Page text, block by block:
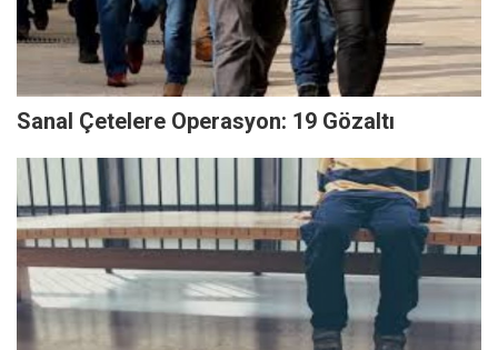
Sanal Çetelere Operasyon: 19 Gözaltı